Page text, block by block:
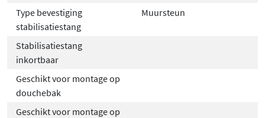
Type bevestiging
stabilisatiestang
Muursteun
Stabilisatiestang
inkortbaar
Geschikt voor montage op
douchebak
Geschikt voor montage op